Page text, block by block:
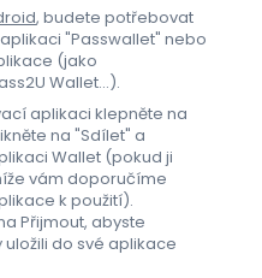
, budete potřebovat
"Passwallet" nebo
(jako
Wallet...).
aplikaci klepněte na
na "Sdílet" a
Wallet (pokud ji
vám doporučíme
k použití).
Přijmout, abyste
uložili do své aplikace